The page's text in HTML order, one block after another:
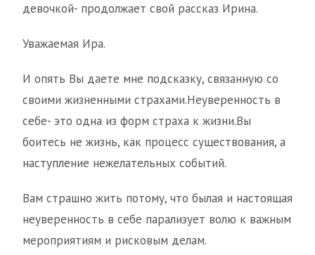
девочкой- продолжает свой рассказ Ирина.
Уважаемая Ира.
И опять Вы даете мне подсказку, связанную со
своими жизненными страхами.Неуверенность в
себе- это одна из форм страха к жизни.Вы
боитесь не жизнь, как процесс существования, а
наступление нежелательных событий.
Вам страшно жить потому, что былая и настоящая
неуверенность в себе парализует волю к важным
мероприятиям и рисковым делам.